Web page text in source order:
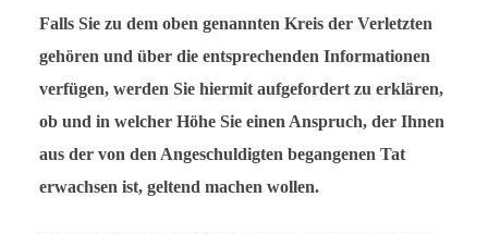
Falls Sie zu dem oben genannten Kreis der Verletzten
gehören und über die entsprechenden Informationen
verfügen, werden Sie hiermit aufgefordert zu erklären,
ob und in welcher Höhe Sie einen Anspruch, der Ihnen
aus der von den Angeschuldigten begangenen Tat
erwachsen ist, geltend machen wollen.